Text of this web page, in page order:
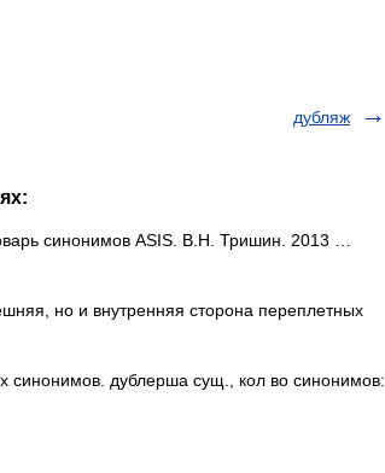
дубляж
синонимов ASIS. В.Н. Тришин. 2013 …
но и внутренняя сторона переплетных
синонимов. дублерша сущ., кол во синонимов: